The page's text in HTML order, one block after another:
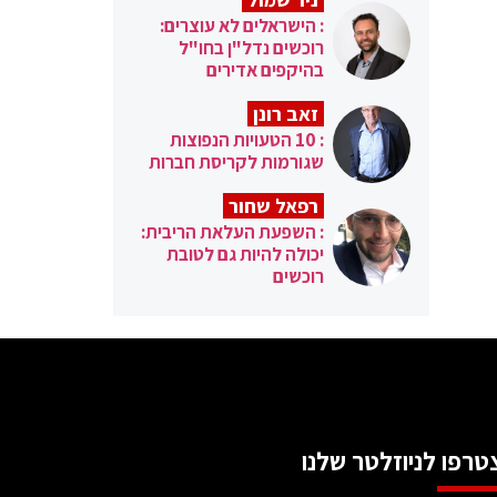
: הישראלים לא עוצרים:
רוכשים נדל"ן בחו"ל
בהיקפים אדירים
זאב רונן
: 10 הטעויות הנפוצות
שגורמות לקריסת חברות
רפאל שחור
: השפעת העלאת הריבית:
יכולה להיות גם לטובת
רוכשים
לניוזלטר שלנו